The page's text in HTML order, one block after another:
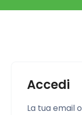
Accedi
La tua email